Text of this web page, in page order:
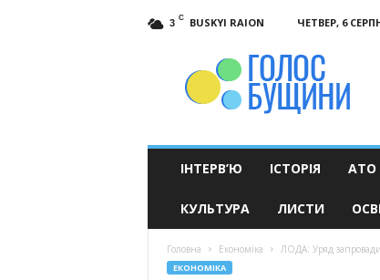
3 C BUSKYI RAION ЧЕТВЕР, 6
ІНТЕРВ’Ю ІСТОРІЯ АТО
КУЛЬТУРА ЛИСТИ
Головна Економіка ЛОДА: Уряд
ЕКОНОМІКА